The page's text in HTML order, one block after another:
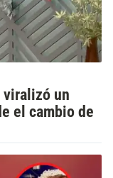
viralizó un
el cambio de